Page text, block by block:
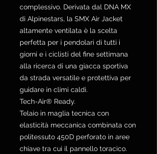
complessivo. Derivata dal DNA MX
di Alpinestars, la SMX Air Jacket
altamente ventilata è la scelta
perfetta per i pendolari di tutti i
giorni e i ciclisti del fine settimana
alla ricerca di una giacca sportiva
da strada versatile e protettiva per
guidare in climi caldi.
Tech-Air® Ready.
Telaio in maglia tecnica con
elasticità meccanica combinata con
politessuto 450D perforato in aree
chiave tra cui il pannello toracico.